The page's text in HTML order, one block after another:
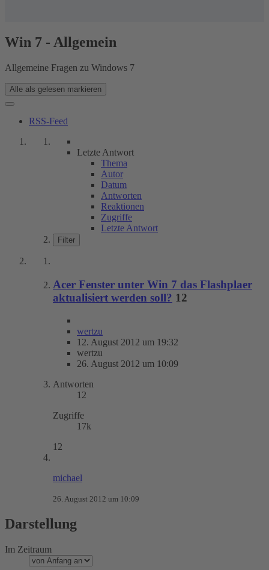
Win 7 - Allgemein
Allgemeine Fragen zu Windows 7
Alle als gelesen markieren
RSS-Feed
Letzte Antwort
Thema
Autor
Datum
Antworten
Reaktionen
Zugriffe
Letzte Antwort
Filter
Acer Fenster unter Win 7 das Flashplaer
aktualisiert werden soll? 12
wertzu
12. August 2012 um 19:32
wertzu
26. August 2012 um 10:09
Antworten
12
Zugriffe
17k
12
michael
26. August 2012 um 10:09
Darstellung
Im Zeitraum